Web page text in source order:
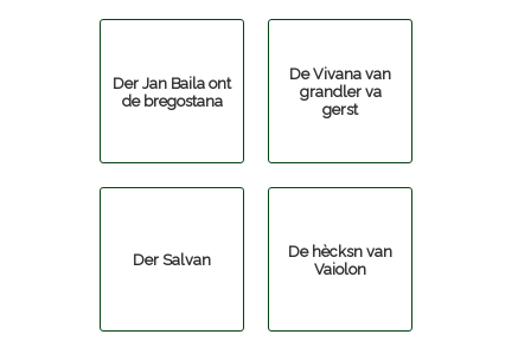
Der Jan Baila ont
de bregostana
De Vivana van
grandler va
gerst
Der Salvan
De hècksn van
Vaiolon